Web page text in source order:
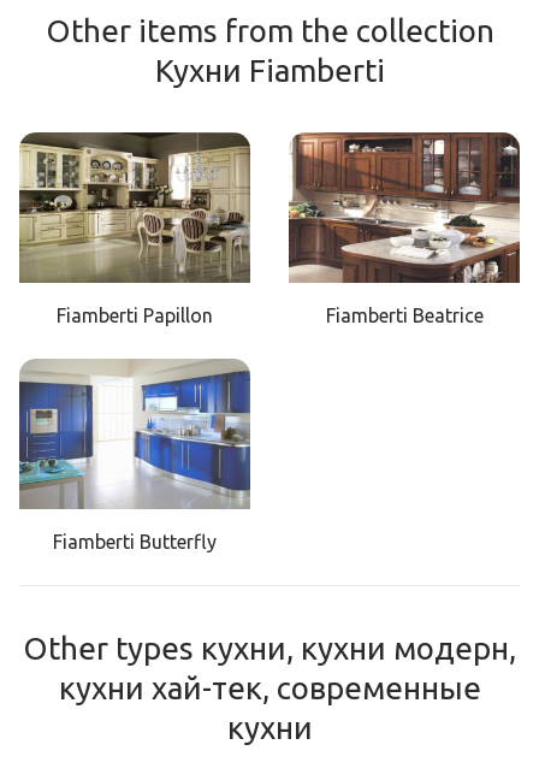
Other items from the collection
Кухни Fiamberti
Fiamberti Papillon Fiamberti Beatrice
Fiamberti Butterfly
Other types кухни, кухни модерн,
кухни хай-тек, современные
кухни